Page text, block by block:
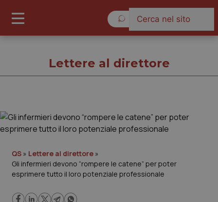
Governo e Parlamento
Regioni e Asl
Lettere al direttore
QS » Lettere al direttore »
Gli infermieri devono “rompere le catene” per poter
esprimere tutto il loro potenziale professionale